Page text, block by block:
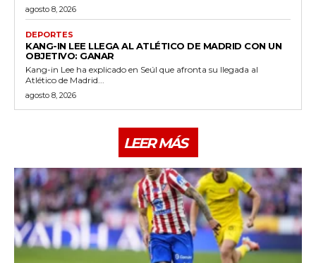
agosto 8, 2026
DEPORTES
KANG-IN LEE LLEGA AL ATLÉTICO DE MADRID CON UN
OBJETIVO: GANAR
Kang-in Lee ha explicado en Seúl que afronta su llegada al
Atlético de Madrid...
agosto 8, 2026
LEER MÁS